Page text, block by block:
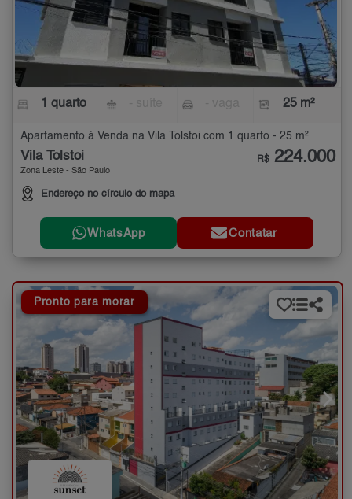
1 quarto 25 m²
Apartamento à Venda na Vila Tolstoi com 1 quarto - 25 m²
Vila Tolstoi
Zona Leste - São Paulo
Endereço no círculo do mapa
R$ 224.000
WhatsApp Contatar
Pronto para morar